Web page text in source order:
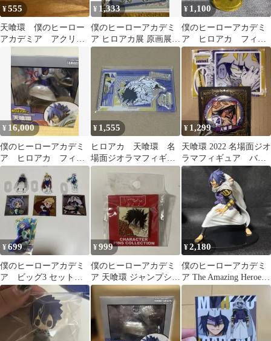
¥555
天喰環 僕のヒーロー
アカデミア アクリル
¥ 1,333
僕のヒーローアカデミ
ア ヒロアカ展 原画展
アクリルXフィギュア
¥1,100
僕のヒーローアカデミ
ア ヒロアカ フィギ
ュア ワーコレ 天
喰 環
¥ 16,000
僕のヒーローアカデミ
ア ヒロアカ フィギ
ュア 天喰環 ヒーロ
ースーツver.
¥ 1,555
ヒロアカ 天喰環 名
場面ジオラマフィギュ
ア
¥ 1,299
天喰環 2022 名場面ジオ
ラマフィギュア バー
スデー缶バッジ ヒロ
¥699
僕のヒーローアカデミ
ア ビッグ3 セット
天喰 ねじれ ルミリ
¥999
僕のヒーローアカデミ
ア 天喰環 ジャンプショ
ップ ピンズ
¥2,180
僕のヒーローアカデミ
ア The Amazing Heroes
vol.11